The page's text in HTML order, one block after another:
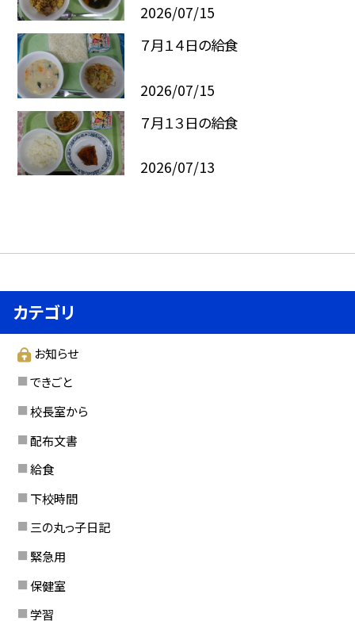
2026/07/15
７月１４日の給食
2026/07/15
７月１３日の給食
2026/07/13
カテゴリ
お知らせ
できごと
校長室から
配布文書
給食
下校時間
三の丸っ子日記
緊急用
保健室
学習